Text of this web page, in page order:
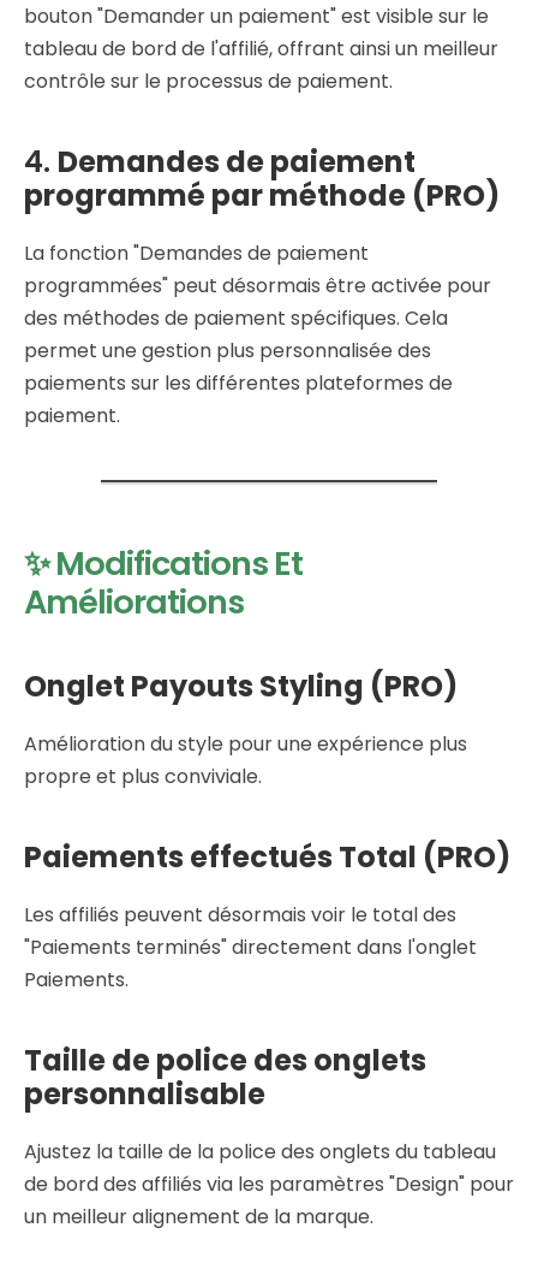
bouton "Demander un paiement" est visible sur le
tableau de bord de l'affilié, offrant ainsi un meilleur
contrôle sur le processus de paiement.
4. Demandes de paiement
programmé par méthode (PRO)
La fonction "Demandes de paiement
programmées" peut désormais être activée pour
des méthodes de paiement spécifiques. Cela
permet une gestion plus personnalisée des
paiements sur les différentes plateformes de
paiement.
✨ Modifications Et
Améliorations
Onglet Payouts Styling (PRO)
Amélioration du style pour une expérience plus
propre et plus conviviale.
Paiements effectués Total (PRO)
Les affiliés peuvent désormais voir le total des
"Paiements terminés" directement dans l'onglet
Paiements.
Taille de police des onglets
personnalisable
Ajustez la taille de la police des onglets du tableau
de bord des affiliés via les paramètres "Design" pour
un meilleur alignement de la marque.